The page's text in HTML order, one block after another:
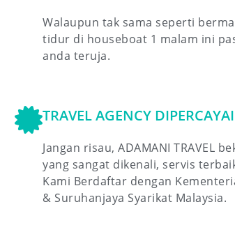
Walaupun tak sama seperti
tidur di houseboat 1 malam ini
anda teruja.
TRAVEL AGENCY
Jangan risau, ADAMANI TRAVEL
yang sangat dikenali, servis
Kami Berdaftar dengan
& Suruhanjaya Syarikat Malaysia.